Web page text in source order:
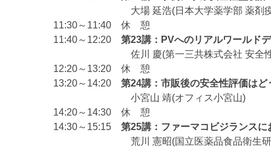
大場 延浩(日本大学薬学部 薬剤疫
11:30～11:40 休 憩
11:40～12:20 第23講：PVへのリアルワールド
佐川 慶(第一三共株式会社 安全性疫
12:20～13:20 休 憩
13:20～14:20 第24講：市販後の安全性評価はど
小宮山 靖(オフィス小宮山)
14:20～14:30 休 憩
14:30～15:15 第25講：ファーマコビジランス
荒川 憲昭(国立医薬品食品衛生研究所